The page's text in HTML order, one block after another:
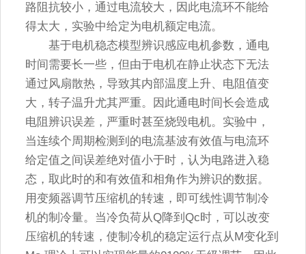
路阻抗较小，通过电流较大，因此电流环不能给
得太大，实验中给定为电机额定电流。
基于电机稳态模型辨识感应电机参数，通电
时间需要长一些，但由于电机在静止状态下无法
通过风扇散热，导致其内部温度上升、电阻值变
大，转子温升尤其严重。因此通电时间长会造成
电阻辨识误差，严重时甚至烧毁电机。实验中，
当连续个周期检测到的电流基波有效值与电流环
给定值之间误差绝对值小于时，认为电路进入稳
态，取此时的和有效值和相角作为辨识的数据。
用变频器调节压缩机的转速，即可线性调节制冷
机的制冷量。当冷负荷从Q降到Qc时，可以改变
压缩机的转速，使制冷机的稳定运行点从M变化到